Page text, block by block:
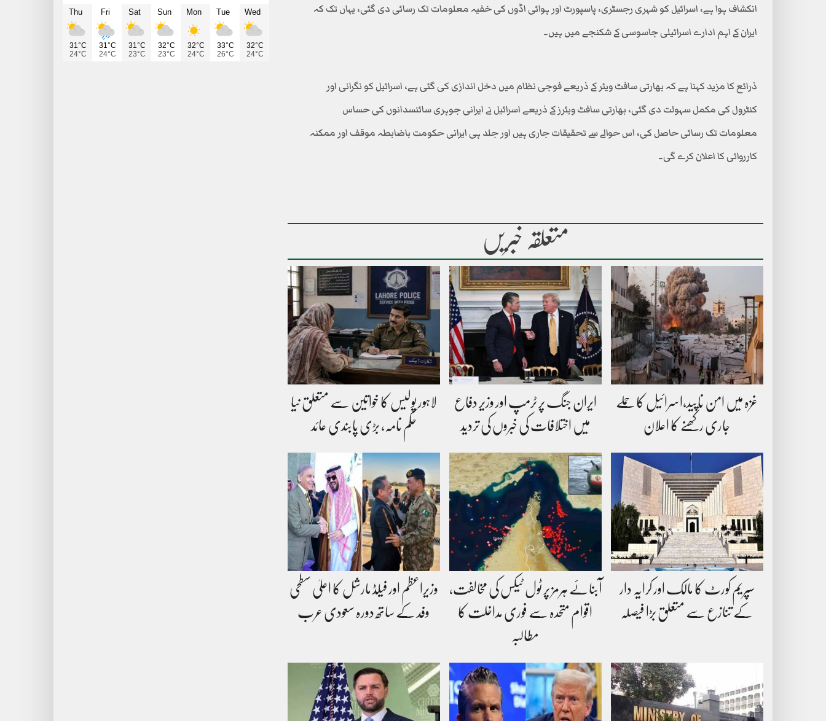
انکشاف ہوا ہے، اسرائیل کو شہری رجسٹری، پاسپورٹ اور ہوائی اڈوں کی خفیہ معلومات تک رسائی دی گئی، یہاں تک کہ
ایران کے اہم ادارے اسرائیلی جاسوسی کے شکنجے میں ہیں۔
ذرائع کا مزید کہنا ہے کہ بھارتی سافٹ ویئر کے ذریعے فوجی نظام میں دخل اندازی کی گئی ہے، اسرائیل کو نگرانی اور
کنٹرول کی مکمل سہولت دی گئی، بھارتی سافٹ ویئرز کے ذریعے اسرائیل نے ایرانی جوہری سائنسدانوں کی حساس
معلومات تک رسائی حاصل کی، اس حوالے سے تحقیقات جاری ہیں اور جلد ہی ایرانی حکومت باضابطہ موقف اور ممکنہ
کارروائی کا اعلان کرے گی۔
متعلقہ خبریں
غزہ میں امن ناپید،اسرائیل کا حملے
جاری رکھنے کا اعلان
ایران جنگ پر ٹرمپ اور وزیر دفاع
میں اختلافات کی خبروں کی تردید
لاہور پولیس کا خواتین سے متعلق نیا
حکم نامہ، بڑی پابندی عائد
سپریم کورٹ کا مالک اور کرایہ دار
کے تنازع سے متعلق بڑا فیصلہ
آبنائے ہرمز پر ٹول ٹیکس کی مخالفت،
اقوام متحدہ سے فوری مداخلت کا
مطالبہ
وزیراعظم اور فیلڈ مارشل کا اعلیٰ سطحی
وفد کے ساتھ دورہ سعودی عرب
Thu
31°C
24°C
Fri
31°C
24°C
Sat
31°C
23°C
Sun
32°C
23°C
Mon
32°C
24°C
Tue
33°C
26°C
Wed
32°C
24°C